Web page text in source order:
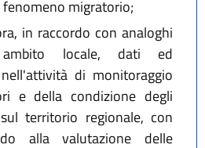
migratorio;
in raccordo con analoghi
locale, dati ed
di monitoraggio
e della condizione degli
territorio regionale, con
alla valutazione delle